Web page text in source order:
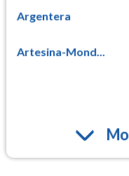
Argentera
Artesina-Mond...